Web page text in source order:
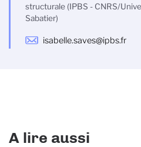
structurale (IPBS - CNRS/
Sabatier)
isabelle.saves@ipbs.fr
A lire aussi